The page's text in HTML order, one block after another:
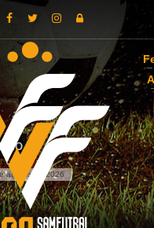
agosto de 2026